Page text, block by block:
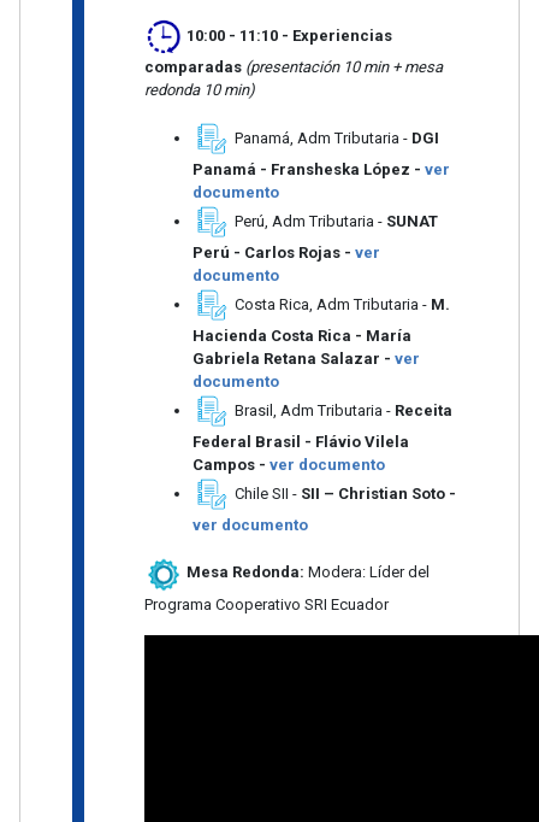
10:00 - 11:10 - Experiencias
comparadas (presentación 10 min + mesa
redonda 10 min)
Panamá, Adm Tributaria - DGI
Panamá - Fransheska López - ver
documento
Perú, Adm Tributaria - SUNAT
Perú - Carlos Rojas - ver
documento
Costa Rica, Adm Tributaria -M.
Hacienda Costa Rica - María
Gabriela Retana Salazar - ver
documento
Brasil, Adm Tributaria - Receita
Federal Brasil - Flávio Vilela
Campos - ver documento
Chile SII - SII – Christian Soto -
ver documento
Mesa Redonda: Modera: Líder del
Programa Cooperativo SRI Ecuador